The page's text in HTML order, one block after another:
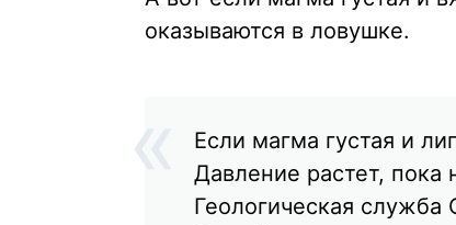
оказываются в ловушке.
Если магма густая и
Давление растет,
Геологическая